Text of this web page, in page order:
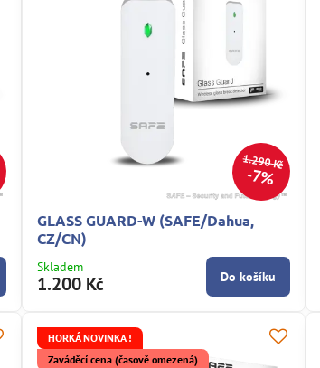
1.290 Kč
7%
GLASS GUARD-W (SAFE/Dahua,
CZ/CN)
Skladem
1.200 Kč Do košíku
HORKÁ NOVINKA !
Zaváděcí cena (časově omezená)